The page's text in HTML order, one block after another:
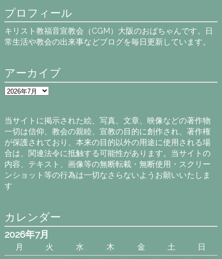
プロフィール
キリスト教福音宣教会（CGM）大阪のおばちゃんです。日
常生活や教会の出来事などブログを毎日更新しています。
アーカイブ
ア
ー
ブ
当サイトに掲示された絵、写真、文章、映像などの著作物
一切は信仰、教会の親睦、宣教の目的に創作され、著作権
が保護されており、本来の目的以外の用途に使用される場
合は、関連法令に抵触する可能性があります。当サイトの
内容、テキスト、画像等の無断転載・無断使用・スクリー
ンショット等の行為は一切なさらないようお願いいたしま
す
カレンダー
2026年7月
月 火 水 木 金 土
日